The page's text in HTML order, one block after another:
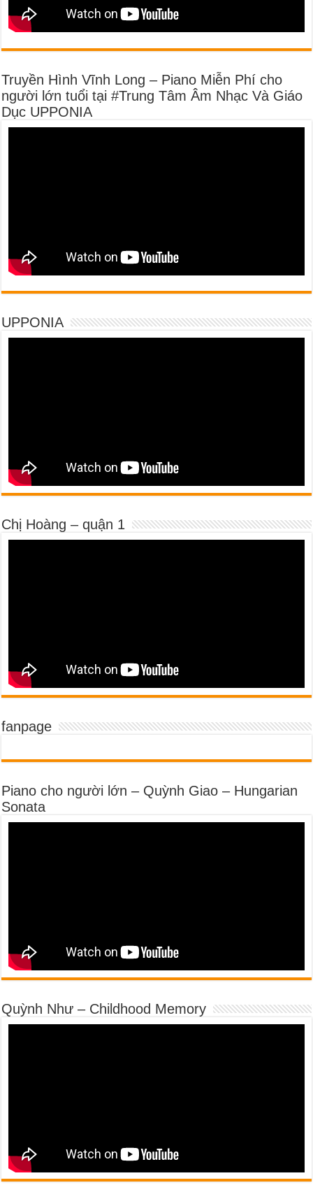
Truyền Hình Vĩnh Long – Piano Miễn Phí cho
người lớn tuổi tại #Trung Tâm Âm Nhạc Và Giáo
Dục UPPONIA
UPPONIA
Chị Hoàng – quận 1
fanpage
Piano cho người lớn – Quỳnh Giao – Hungarian
Sonata
Quỳnh Như – Childhood Memory